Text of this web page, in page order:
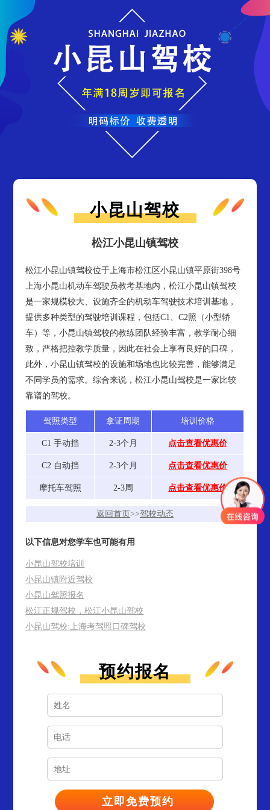
小昆山驾校
松江小昆山镇驾校
松江小昆山镇驾校位于上海市松江区小昆山镇平原街398号
上海小昆山机动车驾驶员教考基地内，松江小昆山镇驾校
是一家规模较大、设施齐全的机动车驾驶技术培训基地，
提供多种类型的驾驶培训课程，包括C1、C2照（小型轿
车）等，小昆山镇驾校的教练团队经验丰富，教学耐心细
致，严格把控教学质量，因此在社会上享有良好的口碑，
此外，小昆山镇驾校的设施和场地也比较完善，能够满足
不同学员的需求。综合来说，松江小昆山驾校是一家比较
靠谱的驾校。
驾照类型 拿证周期 培训价格
C1 手动挡 2-3个月 点击查看优惠价
C2 自动挡 2-3个月 点击查看优惠价
摩托车驾照 2-3周 点击查看优惠价
返回首页 >>驾校动态
以下信息对您学车也可能有用
小昆山驾校培训
小昆山镇附近驾校
小昆山驾照报名
松江正规驾校，松江小昆山驾校
小昆山驾校:上海考驾照口碑驾校
预约报名
孙** 1353****852 12分钟前预约成功